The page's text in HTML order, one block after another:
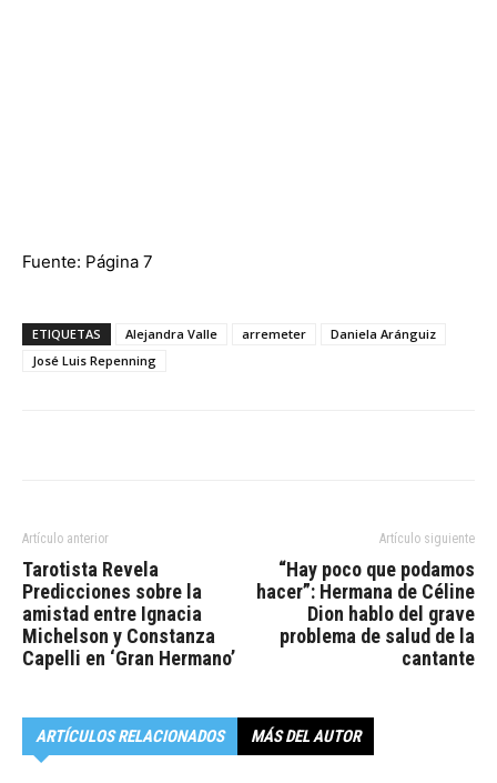
Fuente: Página 7
ETIQUETAS Alejandra Valle arremeter
Daniela Aránguiz
José Luis Repenning
Artículo anterior
Tarotista Revela
Predicciones sobre la
amistad entre Ignacia
Michelson y Constanza
Capelli en ‘Gran Hermano’
Artículo siguiente
“Hay poco que podamos
hacer”: Hermana de Céline
Dion hablo del grave
problema de salud de la
cantante
ARTÍCULOS RELACIONADOS MÁS DEL AUTOR